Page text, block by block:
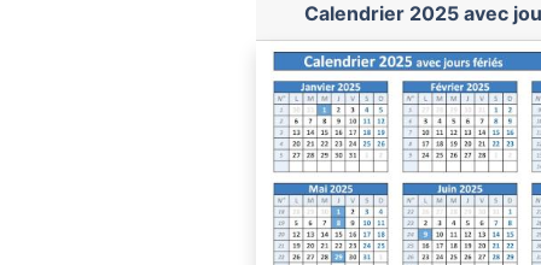
Calendrier 2025 avec